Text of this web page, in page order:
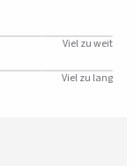
Viel zu weit
Viel zu lang